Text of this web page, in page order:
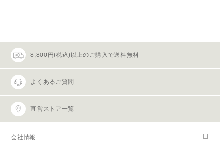
8,800円(税込)以上のご購入で送料無料
よくあるご質問
直営ストア一覧
会社情報